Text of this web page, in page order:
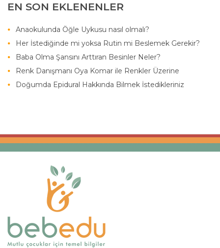
EN SON EKLENENLER
Anaokulunda Öğle Uykusu nasıl olmalı?
Her İstediğinde mi yoksa Rutin mi Beslemek Gerekir?
Baba Olma Şansını Arttıran Besinler Neler?
Renk Danışmanı Oya Komar ile Renkler Üzerine
Doğumda Epidural Hakkında Bilmek İstedikleriniz